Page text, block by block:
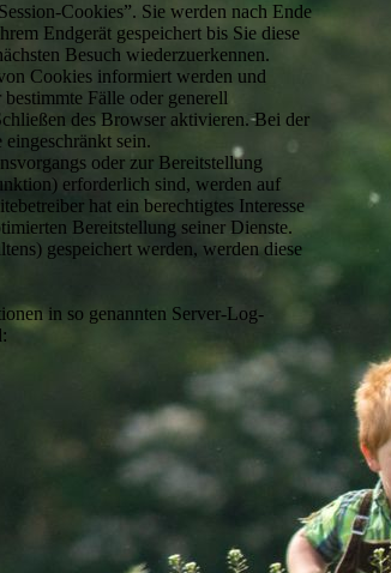
Cookies”. Sie werden nach Ende
Endgerät gespeichert bis Sie diese
Besuch wiederzuerkennen.
Cookies informiert werden und
Fälle oder generell
des Browser aktivieren. Bei der
sein.
oder zur Bereitstellung
erforderlich sind, werden auf
hat ein berechtigtes Interesse
Bereitstellung seiner Dienste.
gespeichert werden, werden diese
in so genannten Server-Log-